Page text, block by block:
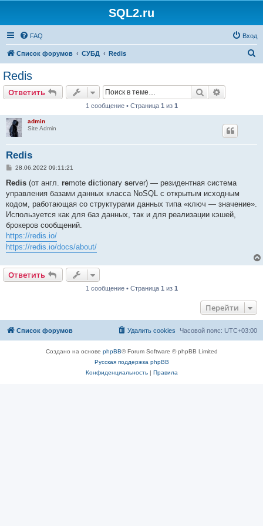
SQL2.ru
FAQ Вход
Список форумов СУБД Redis
Redis
Ответить Поиск
1 сообщение • Страница 1 из 1
admin
Site Admin
Redis
С
о
щ
е
н
и
е
28.06.2022 09:11:21
Redis (от англ. remote dictionary server) — резидентная система
управления базами данных класса NoSQL с открытым исходным
кодом, работающая со структурами данных типа «ключ — значение».
Используется как для баз данных, так и для реализации кэшей,
брокеров сообщений.
https://redis.io/
https://redis.io/docs/about/
Ответить
1 сообщение • Страница 1 из 1
Перейти
Список форумов Часовой пояс: UTC+03:00
Удалить cookies
Создано на основе phpBB® Forum Software © phpBB Limited
Русская поддержка phpBB
Конфиденциальность| Правила